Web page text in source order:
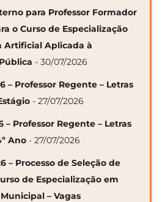
para Professor Formador
o Curso de Especialização
Artificial Aplicada à
- 30/07/2026
– Professor Regente – Letras
- 27/07/2026
– Professor Regente – Letras
Ano - 27/07/2026
– Processo de Seleção de
de Especialização em
– Vagas